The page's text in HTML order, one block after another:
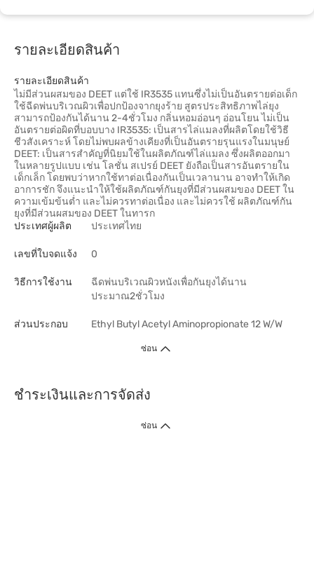
รายละเอียดสินค้า
รายละเอียดสินค้า
ไม่มีส่วนผสมของ DEET แต่ใช้ IR3535 แทนซึ่งไม่เป็นอันตรายต่อเด็ก
ใช้ฉีดพ่นบริเวณผิวเพื่อปกป้องจากยุงร้าย สูตรประสิทธิภาพไล่ยุง
สามารถป้องกันได้นาน 2-4ชั่วโมง กลิ่นหอมอ่อนๆ อ่อนโยน ไม่เป็น
อันตรายต่อผิดที่บอบบาง IR3535: เป็นสารไล่แมลงที่ผลิตโดยใช้วิธี
ชีวสังเคราะห์ โดยไม่พบผลข้างเคียงที่เป็นอันตรายรุนแรงในมนุษย์
DEET: เป็นสารสำคัญที่นิยมใช้ในผลิตภัณฑ์ไล่แมลง ซึ่งผลิตออกมา
ในหลายรูปแบบ เช่น โลชั่น สเปรย์ DEET ยังถือเป็นสารอันตรายใน
เด็กเล็ก โดยพบว่าหากใช้ทาต่อเนื่องกันเป็นเวลานาน อาจทำให้เกิด
อาการชัก จึงแนะนำให้ใช้ผลิตภัณฑ์กันยุงที่มีส่วนผสมของ DEET ใน
ความเข้มข้นต่ำ และไม่ควรทาต่อเนื่อง และไม่ควรใช้ ผลิตภัณฑ์กัน
ยุงที่มีส่วนผสมของ DEET ในทารก
ประเทศผู้ผลิต
ประเทศไทย
เลขที่ใบจดแจ้ง 0
วิธีการใช้งาน
ฉีดพ่นบริเวณผิวหนังเพื่อกันยุงได้นาน
ประมาณ2ชั่วโมง
ส่วนประกอบ Ethyl Butyl Acetyl Aminopropionate 12 W/W
ซ่อน
ชำระเงินและการจัดส่ง
ซ่อน